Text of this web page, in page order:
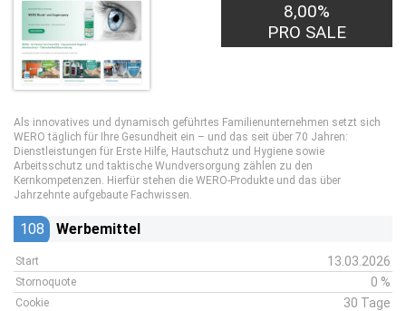
8,00%
PRO SALE
Als innovatives und dynamisch geführtes Familienunternehmen setzt sich
WERO täglich für Ihre Gesundheit ein – und das seit über 70 Jahren:
Dienstleistungen für Erste Hilfe, Hautschutz und Hygiene sowie
Arbeitsschutz und taktische Wundversorgung zählen zu den
Kernkompetenzen. Hierfür stehen die WERO-Produkte und das über
Jahrzehnte aufgebaute Fachwissen.
108 Werbemittel
Start 13.03.2026
Stornoquote 0 %
Cookie 30 Tage